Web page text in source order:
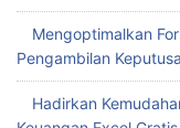
Mengoptimalkan
Pengambilan
Hadirkan